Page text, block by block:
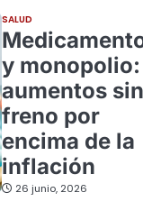
SALUD
y monopolio:
aumentos sin
freno por
encima de la
inflación
26 junio, 2026